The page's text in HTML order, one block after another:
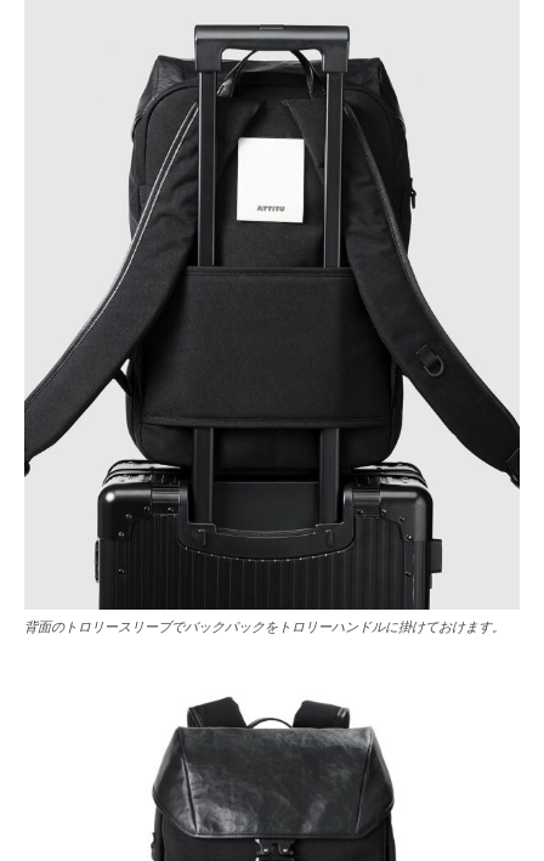
背面のトロリースリーブでバックパックをトロリーハンドルに掛けておけます。